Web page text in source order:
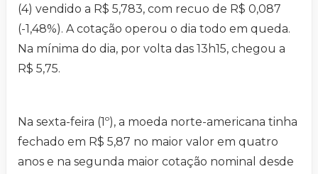
(4) vendido a R$ 5,783, com recuo de R$ 0,087
(-1,48%). A cotação operou o dia todo em queda.
Na mínima do dia, por volta das 13h15, chegou a
R$ 5,75.
Na sexta-feira (1º), a moeda norte-americana tinha
fechado em R$ 5,87 no maior valor em quatro
anos e na segunda maior cotação nominal desde